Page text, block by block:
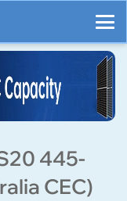
445-
CEC)